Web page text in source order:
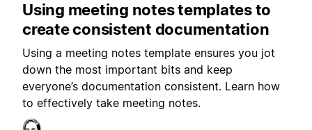
Using meeting notes templates to
create consistent documentation
Using a meeting notes template ensures you jot
down the most important bits and keep
everyone’s documentation consistent. Learn how
to effectively take meeting notes.